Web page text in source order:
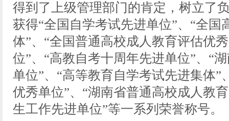
得到了上级管理部门的肯定，树立了
获得“全国自学考试先进单位”、“全
体”、“全国普通高校成人教育评估优
位”、“高教自考十周年先进单位”、“
单位”、“高等教育自学考试先进集体
优秀单位”、“湖南省普通高校成人教
生工作先进单位”等一系列荣誉称号。